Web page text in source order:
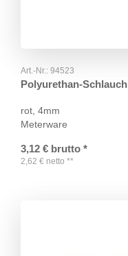
Art.-Nr.: 94523
Polyurethan-Schlauch
rot, 4mm
Meterware
3,12 € brutto *
2,62 € netto **